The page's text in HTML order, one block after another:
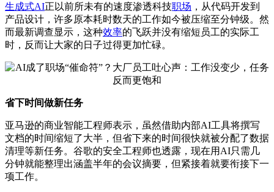
生成式AI正以前所未有的速度渗透科技职场 ，从代码开发到
产品设计，许多原本耗时数天的工作如今被压缩至分钟级。然
而最新调查显示，这种效率的飞跃并没有缩短员工的实际工
时，反而让大家的日子过得更加忙碌。
省下时间做新任务
亚马逊的商业智能工程师表示，虽然借助内部AI工具将撰写
文档的时间缩短了大半，但省下来的时间很快就被分配了数据
清理等新任务。谷歌的安全工程师也透露，现在用AI只需几
分钟就能整理出涵盖半年的会议摘要，但紧接着就要衔接下一
项工作。